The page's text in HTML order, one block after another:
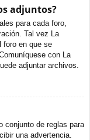
adjuntos?
para cada foro,
Tal vez La
foro en que se
con La
adjuntar archivos.
conjunto de reglas para
una advertencia.